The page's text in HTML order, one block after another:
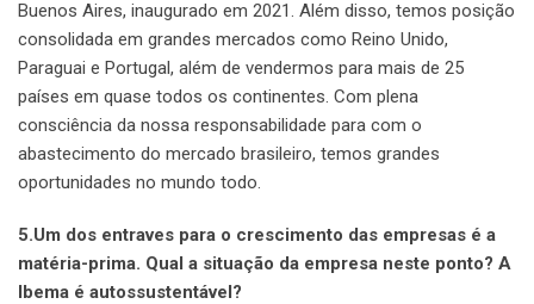
Buenos Aires, inaugurado em 2021. Além disso, temos posição
consolidada em grandes mercados como Reino Unido,
Paraguai e Portugal, além de vendermos para mais de 25
países em quase todos os continentes. Com plena
consciência da nossa responsabilidade para com o
abastecimento do mercado brasileiro, temos grandes
oportunidades no mundo todo.
5.Um dos entraves para o crescimento das empresas é a
matéria-prima. Qual a situação da empresa neste ponto? A
Ibema é autossustentável?